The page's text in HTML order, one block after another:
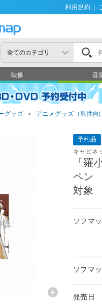
利用規約
映像 音
グッズ ＞
アニメグッズ（男性向
予約品
キャビネ
「羅
ペン
対象
ソフマ
ソフマ
発売日